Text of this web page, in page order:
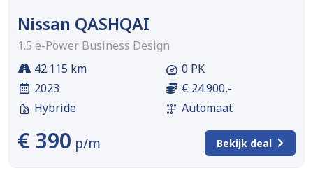
Nissan QASHQAI
1.5 e-Power Business Design
42.115 km
2023
Hybride
0 PK
€ 24.900,-
Automaat
€ 390 p/m Bekijk deal